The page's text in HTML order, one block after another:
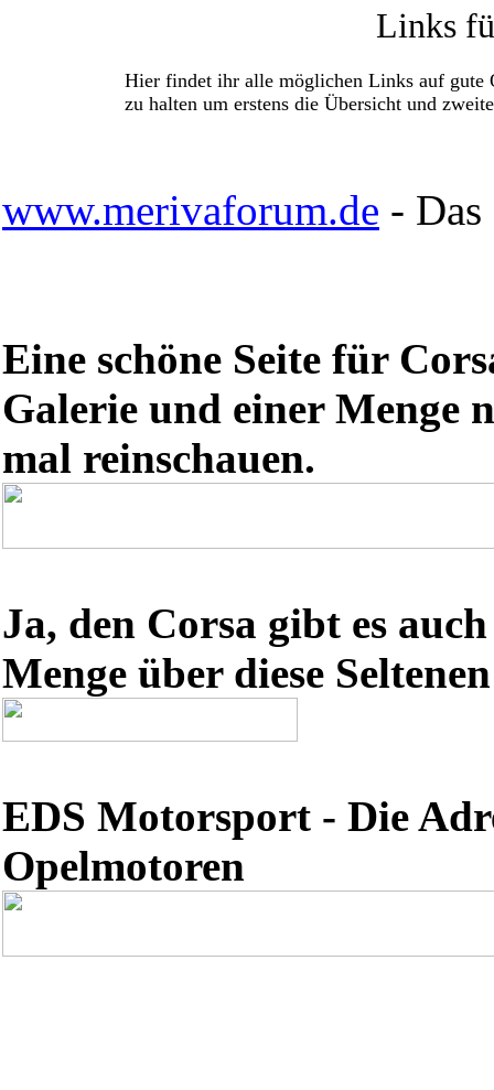
Links
Hier findet ihr alle möglichen Links auf gute
zu halten um erstens die Übersicht und
www.merivaforum.de -
Eine schöne Seite für
Galerie und einer Menge
mal reinschauen.
Ja, den Corsa gibt es
Menge über diese
EDS Motorsport - Die
Opelmotoren